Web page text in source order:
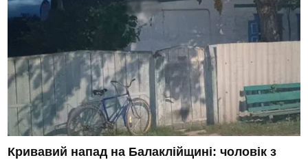
Кривавий напад на Балаклійщині: чоловік з